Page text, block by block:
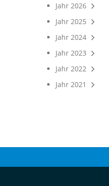
Jahr 2026
Jahr 2025
Jahr 2024
Jahr 2023
Jahr 2022
Jahr 2021